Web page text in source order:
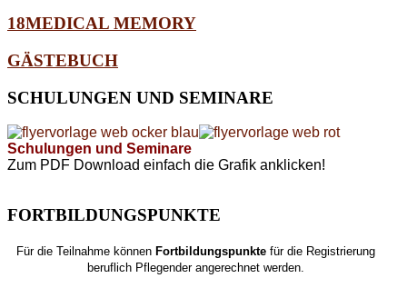
18MEDICAL MEMORY
GÄSTEBUCH
SCHULUNGEN UND SEMINARE
Schulungen und Seminare
Zum PDF Download einfach die Grafik anklicken!
FORTBILDUNGSPUNKTE
Für die Teilnahme könnenFortbildungspunktefür die Registrierung
beruflich Pflegender angerechnet werden.